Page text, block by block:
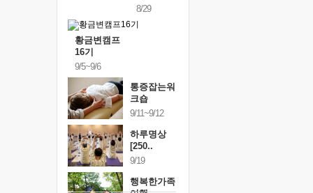
8/29
황금변캠프
16기
9/5~9/6
통증잡는워
크숍
9/11~9/12
하루명상
[250..
9/19
행복한가족